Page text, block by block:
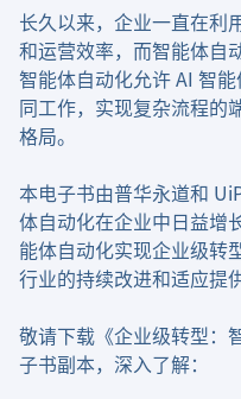
长久以来，企业一直在利
和运营效率，而智能体自
智能体自动化允许 AI 智
同工作，实现复杂流程的
格局。
本电子书由普华永道和
体自动化在企业中日益增
能体自动化实现企业级转
行业的持续改进和适应提
敬请下载《企业级转型：
子书副本，深入了解：